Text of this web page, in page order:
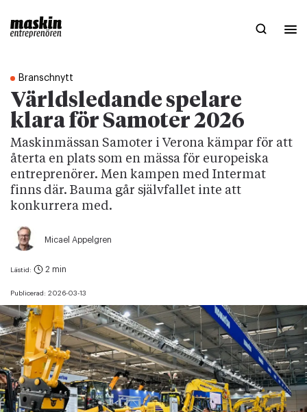
Branschnytt
Världsledande spelare
klara för Samoter 2026
Maskinmässan Samoter i Verona kämpar för att
återta en plats som en mässa för europeiska
entreprenörer. Men kampen med Intermat
finns där. Bauma går självfallet inte att
konkurrera med.
Micael Appelgren
Publicerad: 2026-03-13
Lästid: 2 min